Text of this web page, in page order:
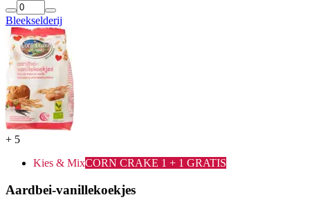
Bleekselderij
+ 5
Kies & MixCORN CRAKE 1 + 1 GRATIS
Aardbei-vanillekoekjes